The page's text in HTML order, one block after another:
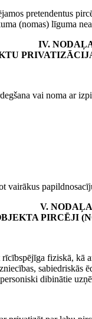
pretendentus
(nomas) līguma
IV.
vai noma ar
vairākus
V. NODAĻA
PIRCĒJI
fiziskā, kā
sabiedriskās
dibinātie